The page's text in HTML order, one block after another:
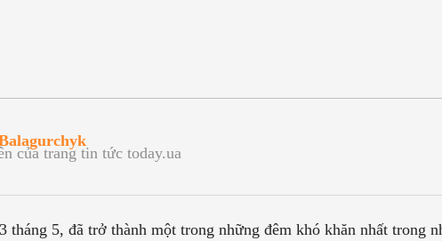
của trang tin tức today.ua
tháng 5, đã trở thành một trong những đêm khó khăn nhất trong